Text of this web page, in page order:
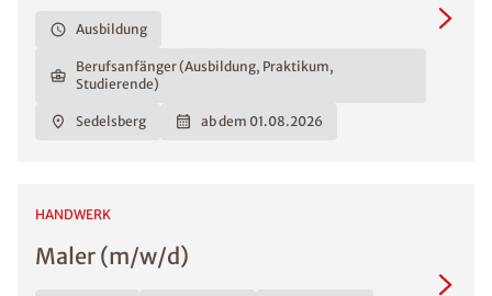
Ausbildung
Berufsanfänger (Ausbildung, Praktikum,
Studierende)
Sedelsberg ab dem 01.08.2026
HANDWERK
Maler (m/w/d)